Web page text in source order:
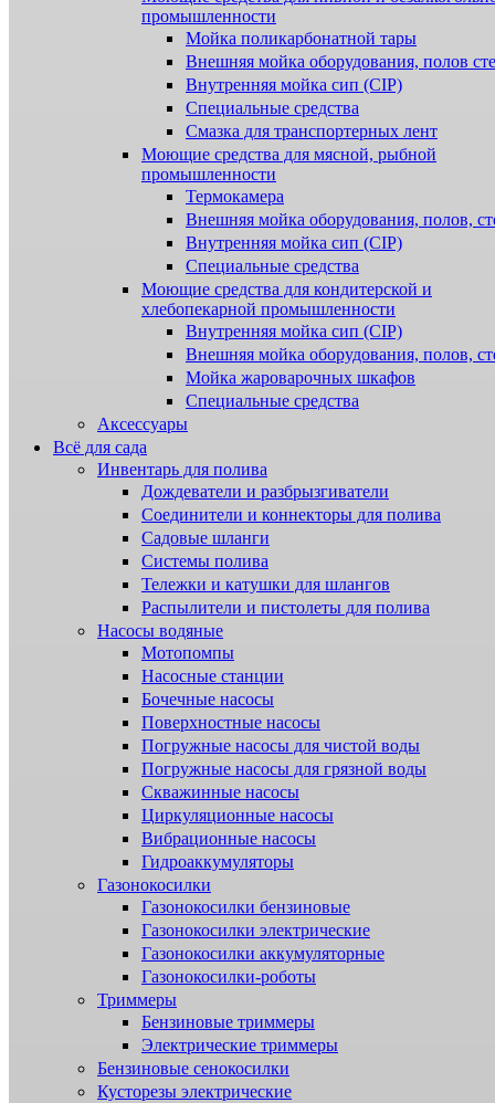
промышленности
Мойка поликарбонатной тары
Внешняя мойка оборудования, полов
Внутренняя мойка сип (CIP)
Специальные средства
Смазка для транспортерных лент
Моющие средства для мясной, рыбной
промышленности
Термокамера
Внешняя мойка оборудования, полов,
Внутренняя мойка сип (CIP)
Специальные средства
Моющие средства для кондитерской и
хлебопекарной промышленности
Внутренняя мойка сип (CIP)
Внешняя мойка оборудования, полов,
Мойка жароварочных шкафов
Специальные средства
Аксессуары
Всё для сада
Инвентарь для полива
Дождеватели и разбрызгиватели
Соединители и коннекторы для полива
Садовые шланги
Системы полива
Тележки и катушки для шлангов
Распылители и пистолеты для полива
Насосы водяные
Мотопомпы
Насосные станции
Бочечные насосы
Поверхностные насосы
Погружные насосы для чистой воды
Погружные насосы для грязной воды
Скважинные насосы
Циркуляционные насосы
Вибрационные насосы
Гидроаккумуляторы
Газонокосилки
Газонокосилки бензиновые
Газонокосилки электрические
Газонокосилки аккумуляторные
Газонокосилки-роботы
Триммеры
Бензиновые триммеры
Электрические триммеры
Бензиновые сенокосилки
Кусторезы электрические